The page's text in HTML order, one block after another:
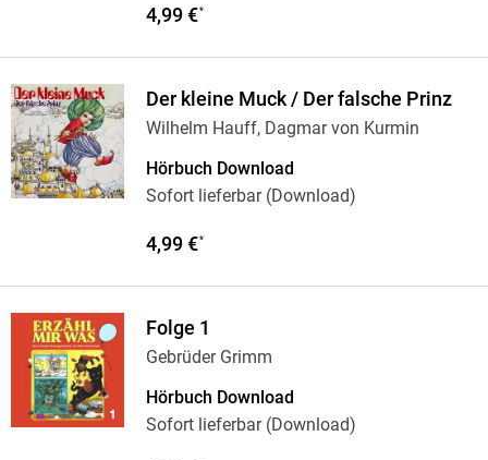
4,99 €*
Der kleine Muck / Der falsche Prinz
Wilhelm Hauff, Dagmar von Kurmin
Hörbuch Download
Sofort lieferbar (Download)
4,99 €*
Folge 1
Gebrüder Grimm
Hörbuch Download
Sofort lieferbar (Download)